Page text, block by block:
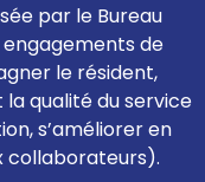
par le Bureau
engagements de
le résident,
qualité du service
s’améliorer en
collaborateurs).